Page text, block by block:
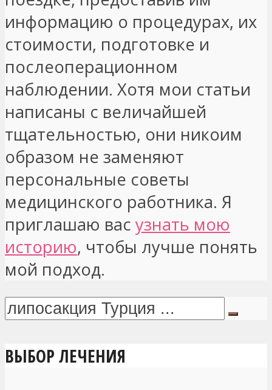
информацию о процедурах, их
стоимости, подготовке и
послеоперационном
наблюдении. Хотя мои статьи
написаны с величайшей
тщательностью, они никоим
образом не заменяют
персональные советы
медицинского работника. Я
приглашаю вас узнать мою
историю, чтобы лучше понять
мой подход.
ВЫБОР ЛЕЧЕНИЯ